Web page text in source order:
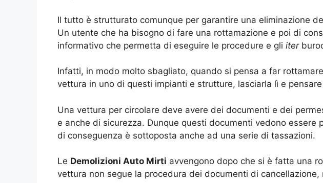
Il tutto è strutturato comunque per garantire una eliminazione
Un utente che ha bisogno di fare una rottamazione e poi di
informativo che permetta di eseguire le procedure e gli iter
Infatti, in modo molto sbagliato, quando si pensa a far
vettura in uno di questi impianti e strutture, lasciarla lì e
Una vettura per circolare deve avere dei documenti e dei
e anche di sicurezza. Dunque questi documenti vedono
di conseguenza è sottoposta anche ad una serie di tassazioni.
Le Demolizioni Auto Mirti avvengono dopo che si è fatta una
vettura non segue la procedura dei documenti di